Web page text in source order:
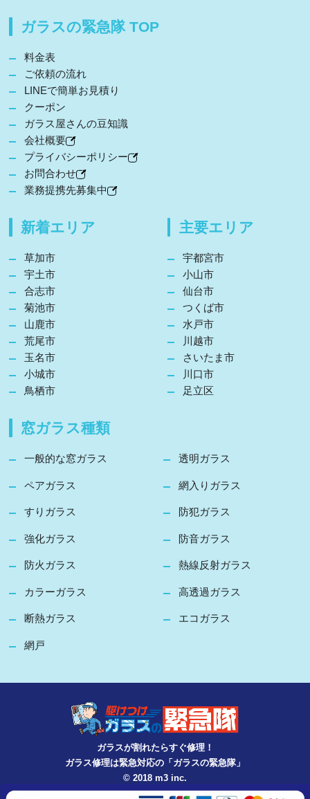
ガラスの緊急隊 TOP
料金表
ご依頼の流れ
LINEで簡単お見積り
クーポン
ガラス屋さんの豆知識
会社概要
プライバシーポリシー
お問合わせ
業務提携先募集中
新着エリア
草加市
宇土市
合志市
菊池市
山鹿市
荒尾市
玉名市
小城市
鳥栖市
主要エリア
宇都宮市
小山市
仙台市
つくば市
水戸市
川越市
さいたま市
川口市
足立区
窓ガラス種類
一般的な窓ガラス 透明ガラス
ペアガラス 網入りガラス
すりガラス 防犯ガラス
強化ガラス 防音ガラス
防火ガラス 熱線反射ガラス
カラーガラス 高透過ガラス
断熱ガラス エコガラス
網戸
ガラスが割れたらすぐ修理！
ガラス修理は緊急対応の「ガラスの緊急隊」
© 2018 m3 inc.